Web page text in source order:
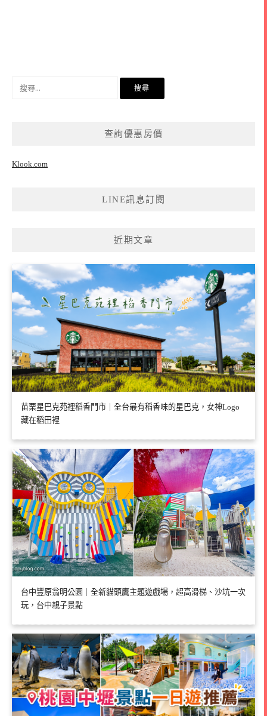
查詢優惠房價
Klook.com
LINE訊息訂閱
近期文章
苗栗星巴克苑裡稻香門市｜全台最有稻香味的星巴克，女神Logo
藏在稻田裡
台中豐原翁明公園｜全新貓頭鷹主題遊戲場，超高滑梯、沙坑一次
玩，台中親子景點